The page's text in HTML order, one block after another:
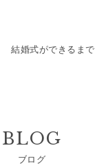
結婚式ができるまで
BLOG
ブログ